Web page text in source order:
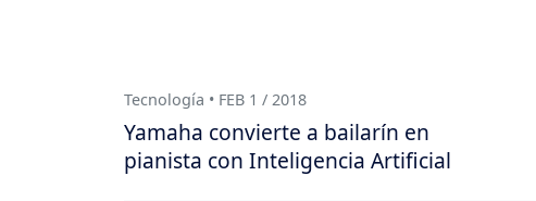
Tecnología • FEB 1 / 2018
Yamaha convierte a bailarín en
pianista con Inteligencia Artificial